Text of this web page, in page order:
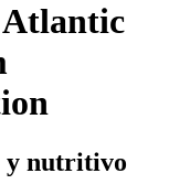
Atlantic
y nutritivo